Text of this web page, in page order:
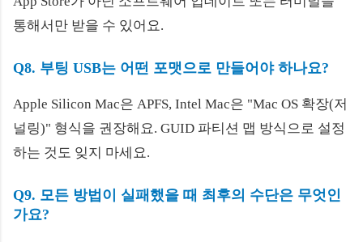
통해서만 받을 수 있어요.
Q8. 부팅 USB는 어떤 포맷으로 만들어야 하나요?
Apple Silicon Mac은 APFS, Intel Mac은 "Mac OS 확장(저
널링)" 형식을 권장해요. GUID 파티션 맵 방식으로 설정
하는 것도 잊지 마세요.
Q9. 모든 방법이 실패했을 때 최후의 수단은 무엇인
가요?